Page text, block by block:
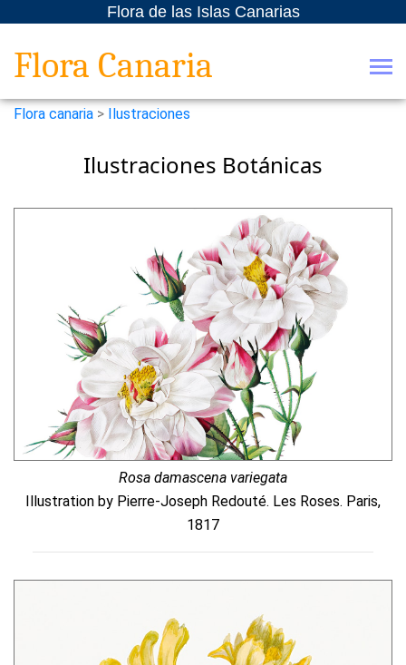
Flora de las Islas Canarias
Flora Canaria
Flora canaria > Ilustraciones
Ilustraciones Botánicas
Rosa damascena variegata
Illustration by Pierre-Joseph Redouté. Les Roses. Paris,
1817